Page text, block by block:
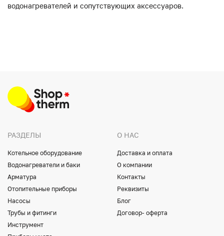
водонагревателей и сопутствующих аксессуаров.
РАЗДЕЛЫ
Котельное оборудование
Водонагреватели и баки
Арматура
Отопительные приборы
Насосы
Трубы и фитинги
Инструмент
О НАС
Доставка и оплата
О компании
Контакты
Реквизиты
Блог
Договор- оферта